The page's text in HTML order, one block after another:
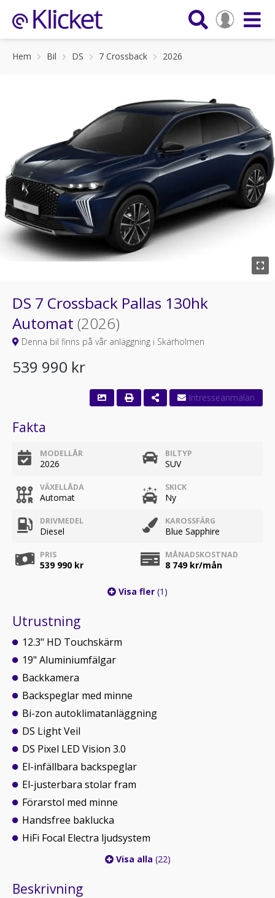
Hem Bil DS 7 Crossback 2026
DS 7 Crossback Pallas 130hk
Automat (2026)
Denna bil finns på vår anläggning i Skärholmen
539 990 kr
Fakta
MODELLÅR
2026
BILTYP
SUV
VÄXELLÅDA
Automat
SKICK
Ny
DRIVMEDEL
Diesel
KAROSSFÄRG
Blue Sapphire
PRIS
539 990 kr
MÅNADSKOSTNAD
8 749kr/mån
Visa fler (1)
Utrustning
12.3" HD Touchskärm
19" Aluminiumfälgar
Backkamera
Backspeglar med minne
Bi-zon autoklimatanläggning
DS Light Veil
DS Pixel LED Vision 3.0
El-infällbara backspeglar
El-justerbara stolar fram
Förarstol med minne
Handsfree baklucka
HiFi Focal Electra ljudsystem
Visa alla (22)
Beskrivning